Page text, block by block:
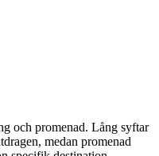
och promenad. Lång syftar
medan promenad